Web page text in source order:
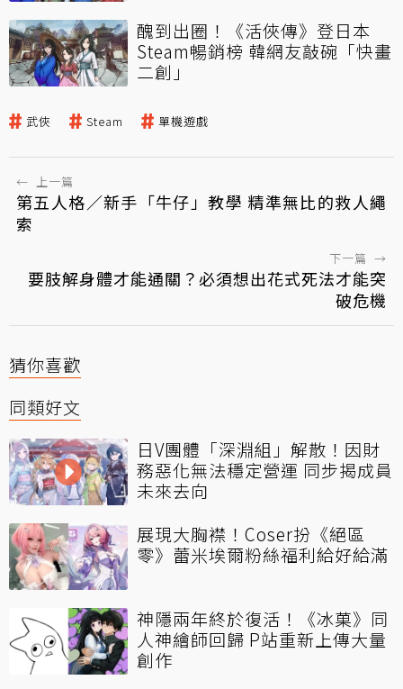
醜到出圈！《活俠傳》登日本
Steam暢銷榜 韓網友敲碗「快畫
二創」
武俠 Steam 單機遊戲
← 上一篇
第五人格／新手「牛仔」教學 精準無比的救人繩
索
下一篇 →
要肢解身體才能通關？必須想出花式死法才能突
破危機
猜你喜歡
同類好文
日V團體「深淵組」解散！因財
務惡化無法穩定營運 同步揭成員
未來去向
展現大胸襟！Coser扮《絕區
零》蕾米埃爾粉絲福利給好給滿
神隱兩年終於復活！《冰菓》同
人神繪師回歸 P站重新上傳大量
創作